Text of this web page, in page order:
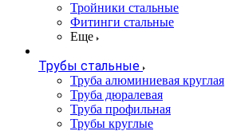
Тройники стальные
Фитинги стальные
Еще
Трубы стальные
Труба алюминиевая круглая
Труба дюралевая
Труба профильная
Трубы круглые